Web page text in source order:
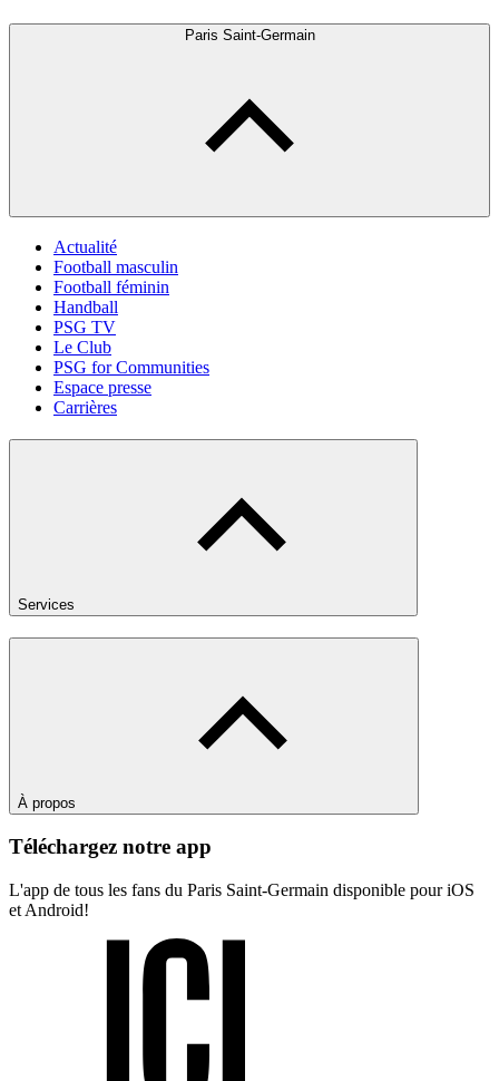
Paris Saint-Germain
Actualité
Football masculin
Football féminin
Handball
PSG TV
Le Club
PSG for Communities
Espace presse
Carrières
Services
À propos
Téléchargez notre app
L'app de tous les fans du Paris Saint-Germain disponible pour iOS
et Android!